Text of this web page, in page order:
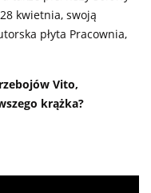
kwietnia, swoją
płyta Pracownia,
Vito,
krążka?